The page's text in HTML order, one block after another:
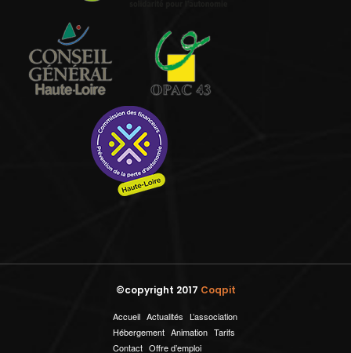
©copyright 2017 Coqpit
Accueil Actualités L’association
Hébergement Animation Tarifs
Contact Offre d’emploi